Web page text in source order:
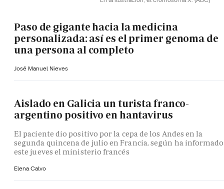
Paso de gigante hacia la medicina
personalizada: así es el primer genoma de
una persona al completo
José Manuel Nieves
Aislado en Galicia un turista franco-
argentino positivo en hantavirus
El paciente dio positivo por la cepa de los Andes en la
segunda quincena de julio en Francia, según ha informado
este jueves el ministerio francés
Elena Calvo